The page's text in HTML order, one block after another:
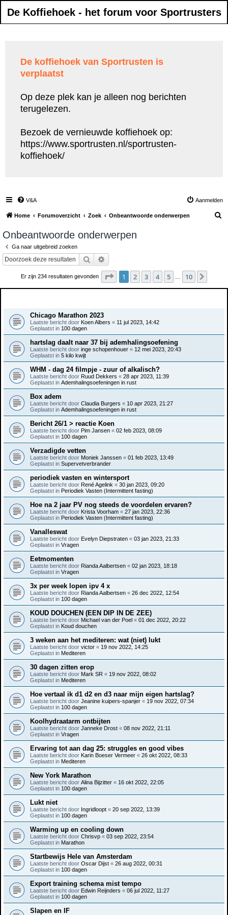
De Koffiehoek - het forum voor Sportrusters
De koffiehoek van Sportrusten is
verplaatst
Op deze plek kan je alleen nog berichten
terugelezen.
Bezoek de vernieuwde koffiehoek op:
https://www.sportrusten.nl/sportrusten-
koffiehoek/
V&A Aanmelden
Home Forumoverzicht Zoek Onbeantwoorde onderwerpen
Onbeantwoorde onderwerpen
Ga naar uitgebreid zoeken
Zoek
Er zijn 234 resultaten gevonden Pagina van 10
1 2 3 4 5 10
Chicago Marathon 2023
Laatste bericht door Koen Albers « 11 jul 2023, 14:42
Geplaatst in 100 dagen
hartslag daalt naar 37 bij ademhalingsoefening
Laatste bericht door inge schopenhouer « 12 mei 2023, 20:43
Geplaatst in 5 kilo kwijt
WHM - dag 24 filmpje - zuur of alkalisch?
Laatste bericht door Ruud Dekkers « 28 apr 2023, 11:39
Geplaatst in Ademhalingsoefeningen in rust
Box adem
Laatste bericht door Claudia Burgers « 10 apr 2023, 21:27
Geplaatst in Ademhalingsoefeningen in rust
Bericht 26/1 > reactie Koen
Laatste bericht door Pim Jansen « 02 feb 2023, 08:09
Geplaatst in 100 dagen
Verzadigde vetten
Laatste bericht door Moniek Janssen « 01 feb 2023, 13:49
Geplaatst in Supervetverbrander
periodiek vasten en wintersport
Laatste bericht door René Agelink « 30 jan 2023, 09:20
Geplaatst in Periodiek Vasten (Intermittent fasting)
Hoe na 2 jaar PV nog steeds de voordelen ervaren?
Laatste bericht door Krista Voorham « 27 jan 2023, 22:36
Geplaatst in Periodiek Vasten (Intermittent fasting)
Vanalleswat
Laatste bericht door Evelyn Diepstraten « 03 jan 2023, 21:33
Geplaatst in Vragen
Eetmomenten
Laatste bericht door Rianda Aalbertsen « 02 jan 2023, 18:18
Geplaatst in Vragen
3x per week lopen ipv 4 x
Laatste bericht door Rianda Aalbertsen « 26 dec 2022, 12:54
Geplaatst in 100 dagen
KOUD DOUCHEN (EEN DIP IN DE ZEE)
Laatste bericht door Michael van der Poel « 01 dec 2022, 20:22
Geplaatst in Koud douchen
3 weken aan het mediteren: wat (niet) lukt
Laatste bericht door victor « 19 nov 2022, 14:25
Geplaatst in Mediteren
30 dagen zitten erop
Laatste bericht door Mark SR « 19 nov 2022, 08:02
Geplaatst in Mediteren
Hoe vertaal ik d1 d2 en d3 naar mijn eigen hartslag?
Laatste bericht door Jeanine kuipers-spanjer « 19 nov 2022, 07:34
Geplaatst in 100 dagen
Koolhydraatarm ontbijten
Laatste bericht door Janneke Drost « 08 nov 2022, 21:11
Geplaatst in Vragen
Ervaring tot aan dag 25: struggles en good vibes
Laatste bericht door Karin Boeser Vermeer « 26 okt 2022, 08:33
Geplaatst in Mediteren
New York Marathon
Laatste bericht door Alina Bijzitter « 16 okt 2022, 22:05
Geplaatst in 100 dagen
Lukt niet
Laatste bericht door Ingridloopt « 20 sep 2022, 13:39
Geplaatst in 100 dagen
Warming up en cooling down
Laatste bericht door Chrisvp « 03 sep 2022, 23:54
Geplaatst in Marathon
Startbewijs Hele van Amsterdam
Laatste bericht door Oscar Dijst « 26 aug 2022, 00:31
Geplaatst in 100 dagen
Export training schema mist tempo
Laatste bericht door Edwin Reijnders « 06 jul 2022, 11:27
Geplaatst in 100 dagen
Slapen en IF